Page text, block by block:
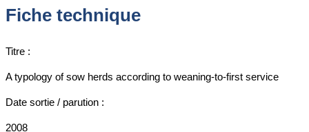
Fiche technique
Titre :
A typology of sow herds according to weaning-to-first service
Date sortie / parution :
2008